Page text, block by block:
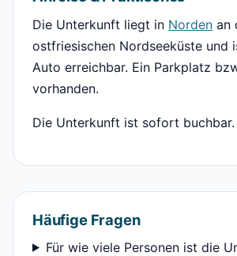
Die Unterkunft liegt in Norden an
ostfriesischen Nordseeküste und
Auto erreichbar. Ein Parkplatz
vorhanden.
Die Unterkunft ist sofort buchbar.
Häufige Fragen
Für wie viele Personen ist die